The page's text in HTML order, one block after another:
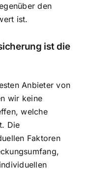
den
ist.
ist die
Anbieter von
wir keine
welche
Die
Faktoren